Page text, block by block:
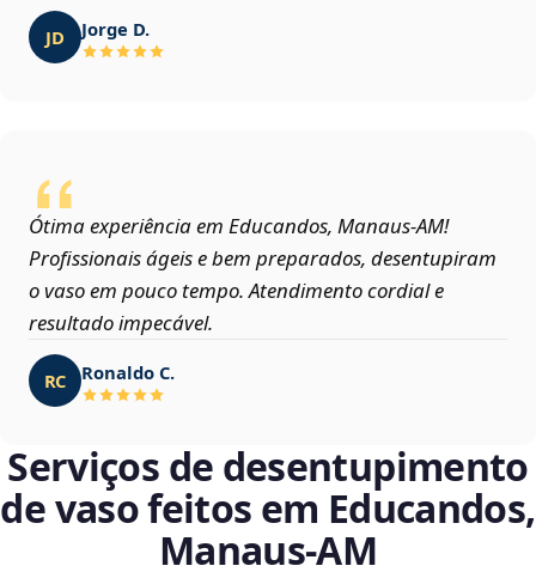
JD Jorge D.
Ótima experiência em Educandos, Manaus‑AM!
Profissionais ágeis e bem preparados, desentupiram
o vaso em pouco tempo. Atendimento cordial e
resultado impecável.
RC Ronaldo C.
Serviços de desentupimento
de vaso feitos em Educandos,
Manaus‑AM